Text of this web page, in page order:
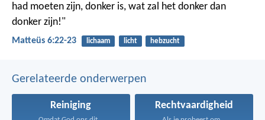
had moeten zijn, donker is, wat zal het donker dan
donker zijn!"
Matteüs 6:22-23 lichaam licht hebzucht
Gerelateerde onderwerpen
Reiniging Rechtvaardigheid